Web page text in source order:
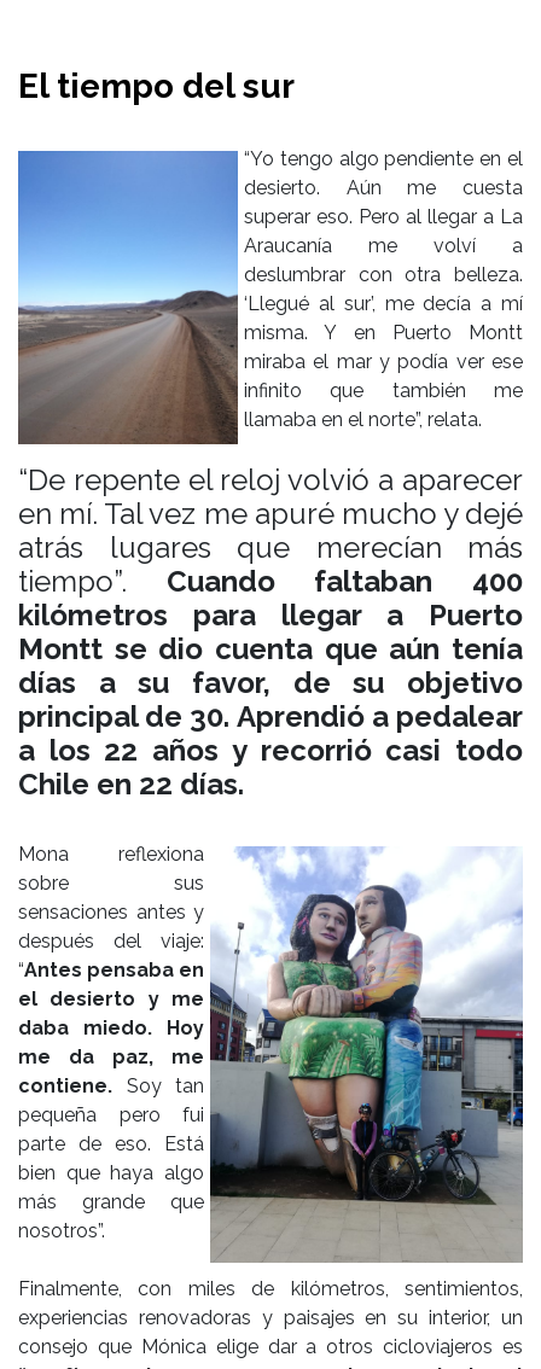
El tiempo del sur
“Yo tengo algo pendiente en el
desierto. Aún me cuesta
superar eso. Pero al llegar a La
Araucanía me volví a
deslumbrar con otra belleza.
‘Llegué al sur’, me decía a mí
misma. Y en Puerto Montt
miraba el mar y podía ver ese
infinito que también me
llamaba en el norte”, relata.
“De repente el reloj volvió a aparecer
en mí. Tal vez me apuré mucho y dejé
atrás lugares que merecían más
tiempo”. Cuando faltaban 400
kilómetros para llegar a Puerto
Montt se dio cuenta que aún tenía
días a su favor, de su objetivo
principal de 30. Aprendió a pedalear
a los 22 años y recorrió casi todo
Chile en 22 días.
Mona reflexiona
sobre sus
sensaciones antes y
después del viaje:
“Antes pensaba en
el desierto y me
daba miedo. Hoy
me da paz, me
contiene. Soy tan
pequeña pero fui
parte de eso. Está
bien que haya algo
más grande que
nosotros”.
Finalmente, con miles de kilómetros, sentimientos,
experiencias renovadoras y paisajes en su interior, un
consejo que Mónica elige dar a otros cicloviajeros es